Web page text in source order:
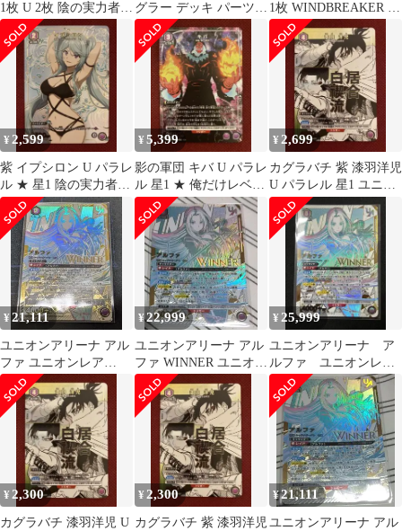
1枚 U 2枚 陰の実力者に
なりたくて ユニアリ
グラー デッキ パーツ
早乙女アルト シェリル
SR
1枚 WINDBREAKER ユ
ニアリ ウィンブレ
¥2,599
紫 イプシロン U パラレ
ル ★ 星1 陰の実力者に
なりたくて ユニアリ 七
陰
¥5,399
影の軍団 キバ U パラレ
ル 星1 ★ 俺だけレベル
アップな件 俺レベ ユニ
アリ
¥2,699
カグラバチ 紫 漆羽洋児
U パラレル 星1 ユニオ
ンアリーナ ユニアリ
¥21,111
ユニオンアリーナ アル
ファ ユニオンレア
WINNER
¥22,999
ユニオンアリーナ アル
ファ WINNER ユニオン
レア
¥ 25,999
ユニオンアリーナ ア
ルファ ユニオンレア
winner 未開封品
¥ 2,300
カグラバチ 漆羽洋児 U
¥ 2,300
カグラバチ 紫 漆羽洋児
¥21,111
ユニオンアリーナ アル